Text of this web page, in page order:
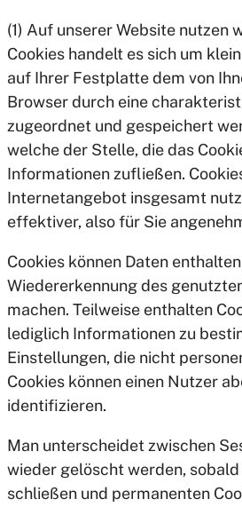
(1) Auf unserer Website nutzen
Cookies handelt es sich um
auf Ihrer Festplatte dem von
Browser durch eine
zugeordnet und gespeichert
welche der Stelle, die das
Informationen zufließen.
Internetangebot insgesamt
effektiver, also für Sie
Cookies können Daten
Wiedererkennung des
machen. Teilweise enthalten
lediglich Informationen zu
Einstellungen, die nicht
Cookies können einen Nutzer
identifizieren.
Man unterscheidet zwischen
wieder gelöscht werden,
schließen und permanenten